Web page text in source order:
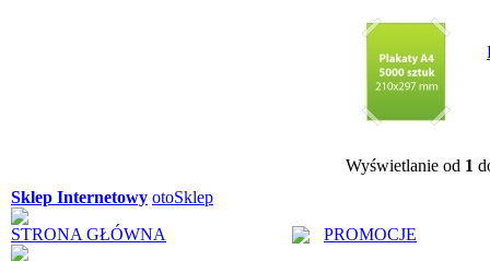
Wyświetlanie od 1
Sklep Internetowy otoSklep
STRONA GŁÓWNA
PROMOCJE